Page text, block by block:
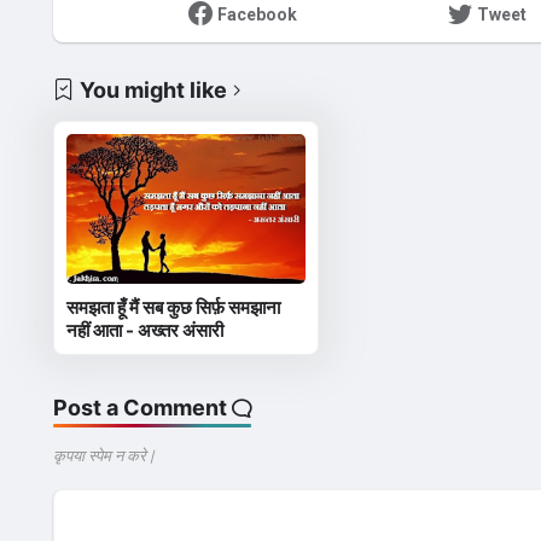
Facebook Tweet
You might like
समझता हूँ मैं सब कुछ सिर्फ़ समझाना
नहीं आता - अख्तर अंसारी
Post a Comment
कृपया स्पेम न करे |